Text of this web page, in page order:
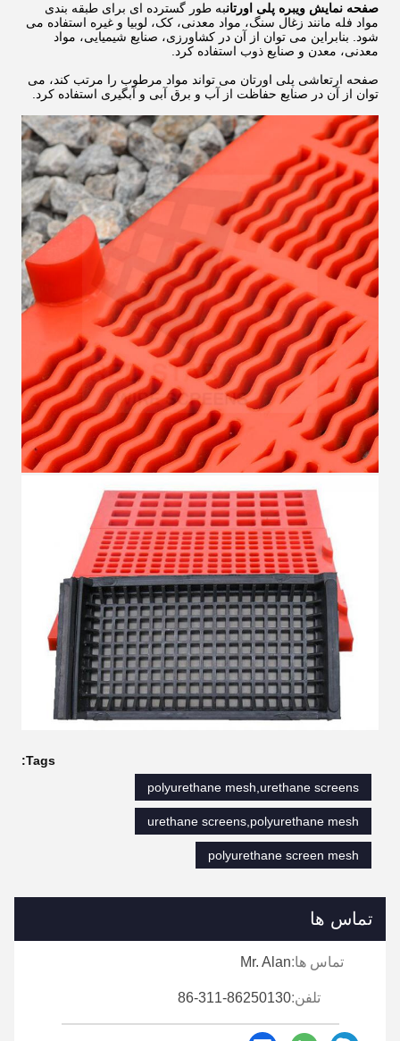
صفحه نمایش ویبره پلی اورتانبه طور گسترده ای برای طبقه بندی
مواد فله مانند زغال سنگ، مواد معدنی، کک، لوبیا و غیره استفاده می
شود. بنابراین می توان از آن در کشاورزی، صنایع شیمیایی، مواد
معدنی، معدن و صنایع ذوب استفاده کرد.
صفحه ارتعاشی پلی اورتان می تواند مواد مرطوب را مرتب کند، می
توان از آن در صنایع حفاظت از آب و برق آبی و آبگیری استفاده کرد.
Tags:
polyurethane mesh,urethane screens
urethane screens,polyurethane mesh
polyurethane screen mesh
تماس ها
تماس ها:Mr. Alan
تلفن:86-311-86250130